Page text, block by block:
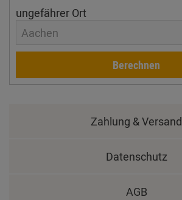
ungefährer Ort
Aachen
Berechnen
Zahlung & Versand
Datenschutz
AGB